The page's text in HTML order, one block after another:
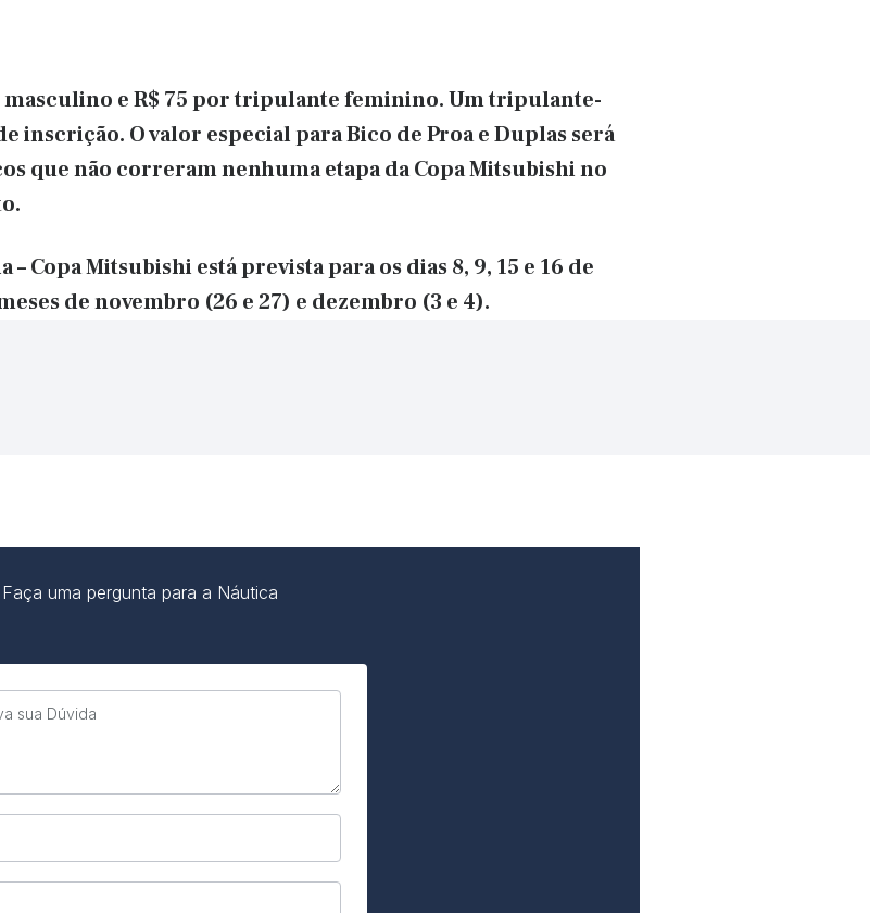
masculino e R$ 75 por tripulante feminino. Um tripulante-
inscrição. O valor especial para Bico de Proa e Duplas será
que não correram nenhuma etapa da Copa Mitsubishi no
Copa Mitsubishi está prevista para os dias 8, 9, 15 e 16 de
de novembro (26 e 27) e dezembro (3 e 4).
Faça uma pergunta para a Náutica
sua Dúvida